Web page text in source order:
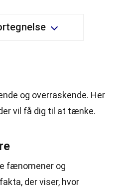
og overraskende. Her
vil få dig til at tænke.
fænomener og
der viser, hvor